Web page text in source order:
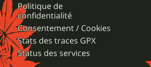
Politique de
confidentialité
Consentement / Cookies
Stats des traces GPX
Status des services